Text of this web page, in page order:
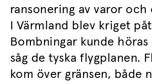
ransonering av varor
I Värmland blev kriget
Bombningar kunde höras
såg de tyska flygplanen.
kom över gränsen, både